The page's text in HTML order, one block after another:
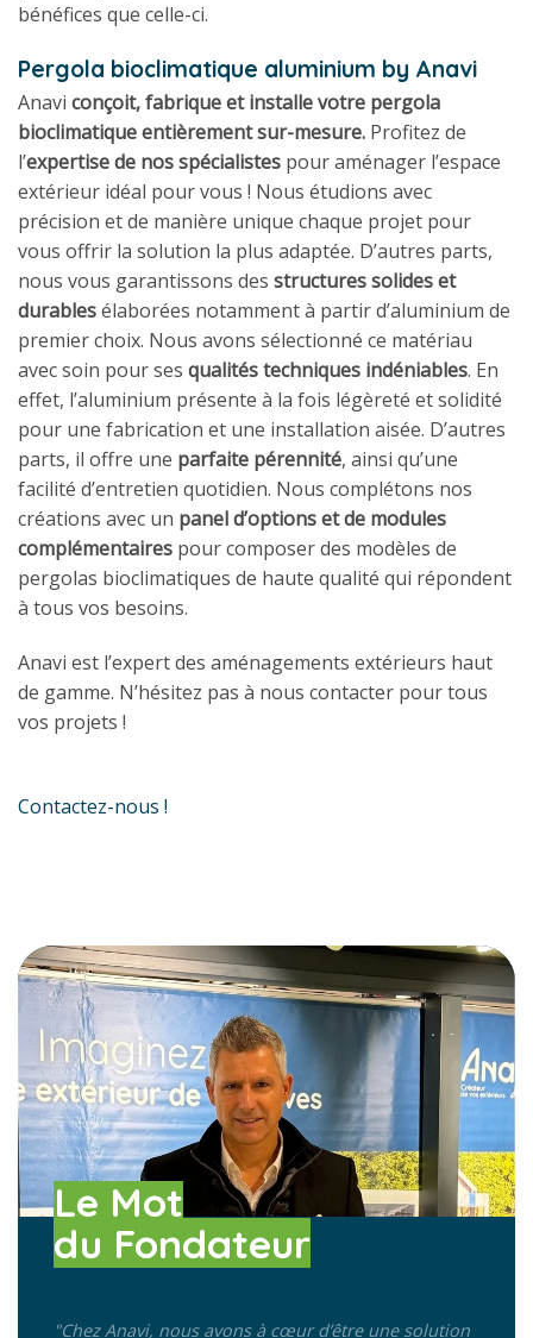
bénéfices que celle-ci.
Pergola bioclimatique aluminium by Anavi
Anavi conçoit,fabrique et installe votre pergola
bioclimatique entièrement sur-mesure. Profitez de
l’expertise de nos spécialistes pour aménager l’espace
extérieur idéal pour vous ! Nous étudions avec
précision et de manière unique chaque projet pour
vous offrir la solution la plus adaptée. D’autres parts,
nous vous garantissons des structures solides et
durablesélaborées notamment à partir d’aluminium de
premier choix. Nous avons sélectionné ce matériau
avec soin pour ses qualités techniques indéniables. En
effet, l’aluminium présente à la fois légèreté et solidité
pour une fabrication et une installation aisée. D’autres
parts, il offre une parfaite pérennité, ainsi qu’une
facilité d’entretien quotidien. Nous complétons nos
créations avec un panel d’options et de modules
complémentaires pour composer des modèles de
pergolas bioclimatiques de haute qualité qui répondent
à tous vos besoins.
Anavi est l’expert des aménagements extérieurs haut
de gamme. N’hésitez pas à nous contacter pour tous
vos projets !
Contactez-nous !
Le Mot
du Fondateur
"Chez Anavi, nous avons à cœur d’être une solution